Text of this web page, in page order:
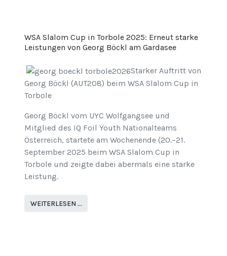
WSA Slalom Cup in Torbole 2025: Erneut starke
Leistungen von Georg Böckl am Gardasee
Starker Auftritt von
Georg Böckl (AUT208) beim WSA Slalom Cup in
Torbole
Georg Böckl vom UYC Wolfgangsee und
Mitglied des IQ Foil Youth Nationalteams
Österreich, startete am Wochenende (20.–21.
September 2025 beim WSA Slalom Cup in
Torbole und zeigte dabei abermals eine starke
Leistung.
WEITERLESEN …